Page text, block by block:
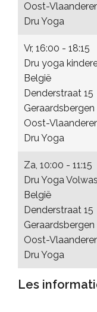
Oost-
Dru Yoga
Vr, 16:00 - 18:15
Dru yoga
België
Denderstraat 15
Geraardsbergen
Oost-
Dru Yoga
Za, 10:00 - 11:15
Dru Yoga
België
Denderstraat 15
Geraardsbergen
Oost-
Dru Yoga
Les